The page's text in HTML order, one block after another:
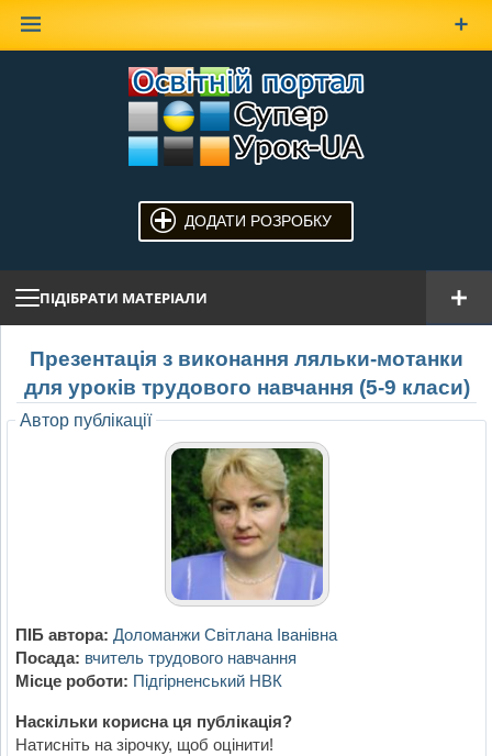
ДОДАТИ РОЗРОБКУ
ПІДІБРАТИ МАТЕРІАЛИ
Презентація з виконання ляльки-мотанки
для уроків трудового навчання (5-9 класи)
Автор публікації
ПІБ автора: Доломанжи Світлана Іванівна
Посада: вчитель трудового навчання
Місце роботи: Підгірненський НВК
Наскільки корисна ця публікація?
Натисніть на зірочку, щоб оцінити!